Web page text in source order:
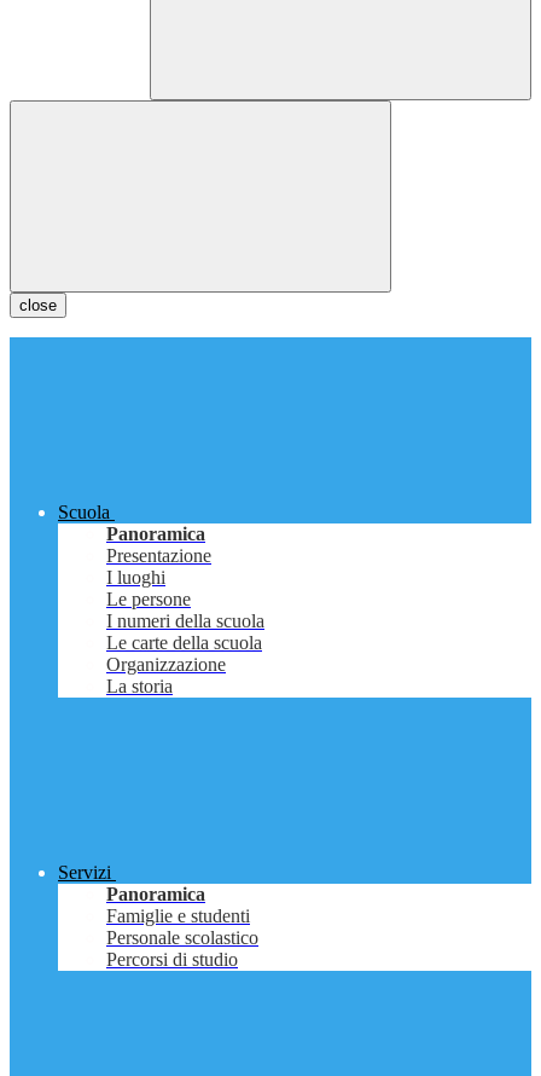
close
Scuola
Panoramica
Presentazione
I luoghi
Le persone
I numeri della scuola
Le carte della scuola
Organizzazione
La storia
Servizi
Panoramica
Famiglie e studenti
Personale scolastico
Percorsi di studio